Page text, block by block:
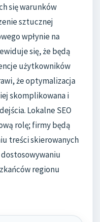
się warunków
sztucznej
wpłynie na
się, że będą
użytkowników
że optymalizacja
skomplikowana i
Lokalne SEO
rolę; firmy będą
treści skierowanych
regionu